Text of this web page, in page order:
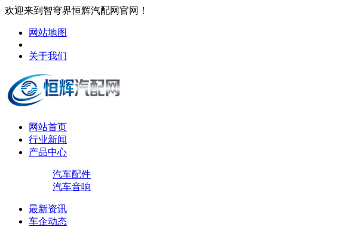
欢迎来到智穹界恒辉汽配网官网！
网站地图
关于我们
网站首页
行业新闻
产品中心
汽车配件
汽车音响
最新资讯
车企动态